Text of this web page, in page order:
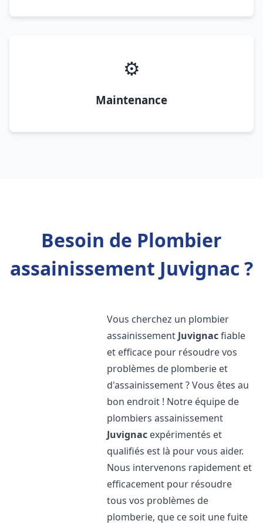
⚙️
Maintenance
Besoin de Plombier
assainissement Juvignac ?
Vous cherchez un plombier
assainissement Juvignacfiable
et efficace pour résoudre vos
problèmes de plomberie et
d'assainissement ? Vous êtes au
bon endroit ! Notre équipe de
plombiers assainissement
Juvignac expérimentés et
qualifiés est là pour vous aider.
Nous intervenons rapidement et
efficacement pour résoudre
tous vos problèmes de
plomberie, que ce soit une fuite